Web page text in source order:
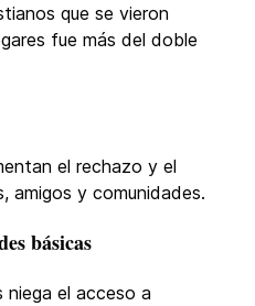
que se vieron
fue más del doble
el rechazo y el
amigos y comunidades.
básicas
niega el acceso a